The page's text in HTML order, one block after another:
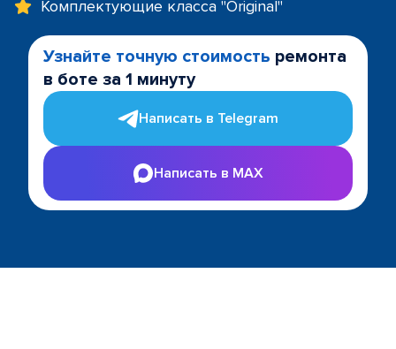
Комплектующие класса "Original"
Узнайте точную стоимость ремонта
в боте за 1 минуту
Написать в Telegram
Написать в MAX